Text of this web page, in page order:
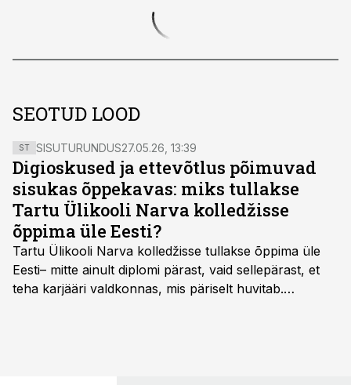
SEOTUD LOOD
ST SISUTURUNDUS27.05.26, 13:39
Digioskused ja ettevõtlus põimuvad
sisukas õppekavas: miks tullakse
Tartu Ülikooli Narva kolledžisse
õppima üle Eesti?
Tartu Ülikooli Narva kolledžisse tullakse õppima üle
Eesti– mitte ainult diplomi pärast, vaid sellepärast, et
teha karjääri valdkonnas, mis päriselt huvitab.